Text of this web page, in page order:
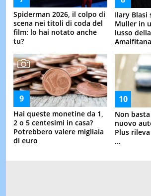
Spiderman 2026, il colpo di
scena nei titoli di coda del
film: lo hai notato anche
tu?
Ilary Blasi
Muller in
lusso
Hai queste monetine da 1,
2 o 5 centesimi in casa?
Potrebbero valere migliaia
di euro
Non
nuovo
Plus
...